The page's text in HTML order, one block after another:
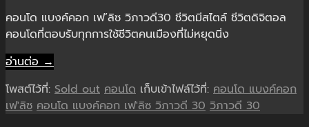
คอนโด แบงค์คอก เฟ’ลิซ วิภาวดี30 ชีวิตมีสไตล์ ชีวิตดิจิตอล
คอนโดที่ตอบรับทุกการใช้ชีวิตคนเมืองที่ไม่หยุดนิ่ง
อ่านต่อ →
โพสต์ไว้ที่: Sold out คอนโด เก็บเข้าไฟล์ไว้ที่: คอนโด แบงค์คอก
เฟ'ลิซ คอนโด แบงค์คอก เฟ'ลิซ วิภาวดี 30 วิภาวดี 30